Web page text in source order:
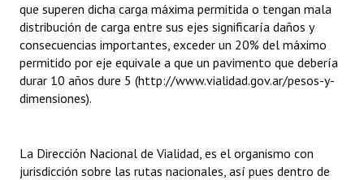
Resoluciones
Resoluciones de Presidencia
INSTITUCIONAL
Noticias Destacadas
que superen dicha carga máxima permitida o tengan mala
distribución de carga entre sus ejes significaría daños y
consecuencias importantes, exceder un 20% del máximo
permitido por eje equivale a que un pavimento que debería
durar 10 años dure 5 (http://www.vialidad.gov.ar/pesos-y-
dimensiones).
La Dirección Nacional de Vialidad, es el organismo con
jurisdicción sobre las rutas nacionales, así pues dentro de